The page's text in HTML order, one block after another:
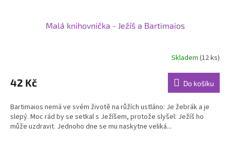
Malá knihovnička - Ježíš a Bartimaios
Skladem (12 ks)
42 Kč Do košíku
Bartimaios nemá ve svém životě na růžích ustláno: Je žebrák a je
slepý. Moc rád by se setkal s Ježíšem, protože slyšel: Ježíš ho
může uzdravit. Jednoho dne se mu naskytne veliká...